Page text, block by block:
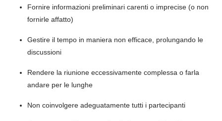
Fornire informazioni preliminari carenti o imprecise (o non
fornirle affatto)
Gestire il tempo in maniera non efficace, prolungando le
discussioni
Rendere la riunione eccessivamente complessa o farla
andare per le lunghe
Non coinvolgere adeguatamente tutti i partecipanti